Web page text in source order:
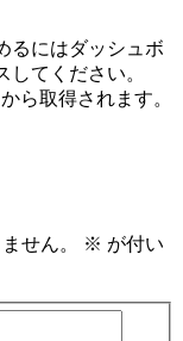
るにはダッシュボ
てください。
ら取得されます。
せん。 ※ が付い